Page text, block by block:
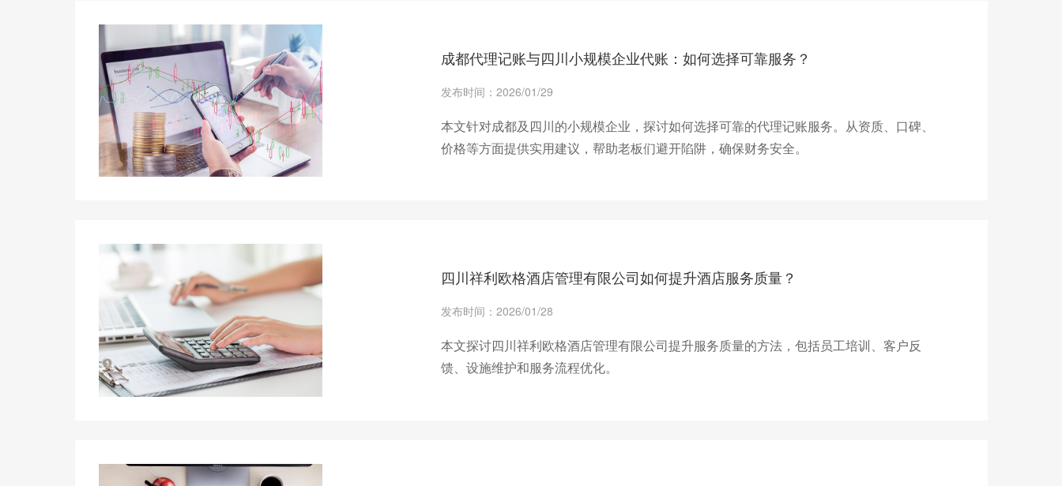
成都代理记账与四川小规模企业代账：如何选择可靠服务？
发布时间：2026/01/29
本文针对成都及四川的小规模企业，探讨如何选择可靠的代理记账服务。从资质、口碑、
价格等方面提供实用建议，帮助老板们避开陷阱，确保财务安全。
四川祥利欧格酒店管理有限公司如何提升酒店服务质量？
发布时间：2026/01/28
本文探讨四川祥利欧格酒店管理有限公司提升服务质量的方法，包括员工培训、客户反
馈、设施维护和服务流程优化。